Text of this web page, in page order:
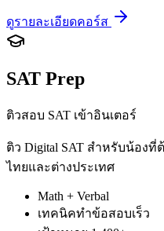
ดูรายละเอียดคอร์ส
SAT Prep
ติวสอบ SAT เข้าอินเตอร์
ติว Digital SAT สำหรับน้อง
ไทยและต่างประเทศ
Math + Verbal
เทคนิคทำข้อสอบเร็ว